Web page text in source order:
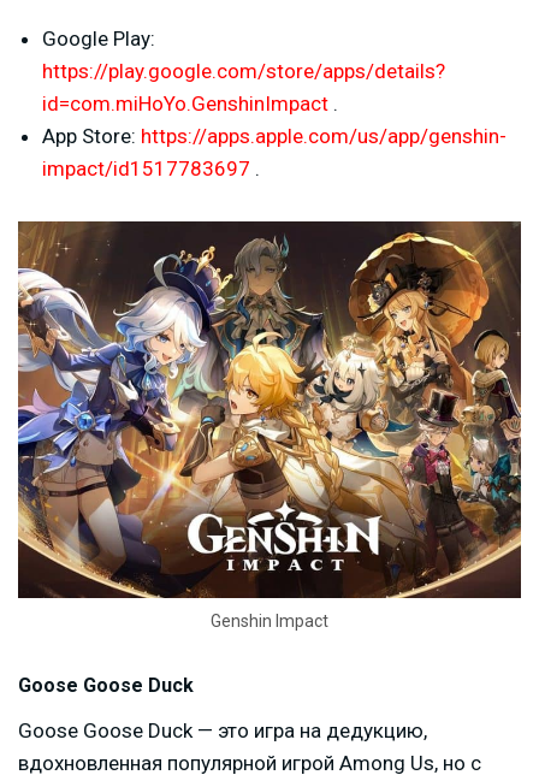
Google Play:
https://play.google.com/store/apps/details?
id=com.miHoYo.GenshinImpact .
App Store: https://apps.apple.com/us/app/genshin-
impact/id1517783697 .
Genshin Impact
Goose Goose Duck
Goose Goose Duck — это игра на дедукцию,
вдохновленная популярной игрой Among Us, но с